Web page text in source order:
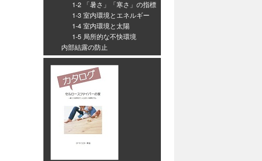
1-2 「暑さ」「寒さ」の指標
1-3 室内環境とエネルギー
1-4 室内環境と太陽
1-5 局所的な不快環境
内部結露の防止